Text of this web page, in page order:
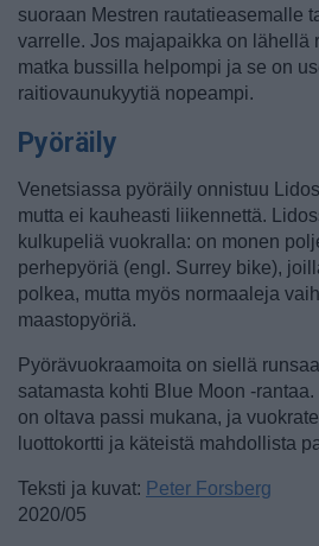
suoraan Mestren rautatieasemalle
varrelle. Jos majapaikka on lähellä
matka bussilla helpompi ja se on
raitiovaunukyytiä nopeampi.
Pyöräily
Venetsiassa pyöräily onnistuu
mutta ei kauheasti liikennettä.
kulkupeliä vuokralla: on monen
perhepyöriä (engl. Surrey bike),
polkea, mutta myös normaaleja
maastopyöriä.
Pyörävuokraamoita on siellä
satamasta kohti Blue Moon -
on oltava passi mukana, ja
luottokortti ja käteistä mahdollista
Teksti ja kuvat: Peter Forsberg
2020/05